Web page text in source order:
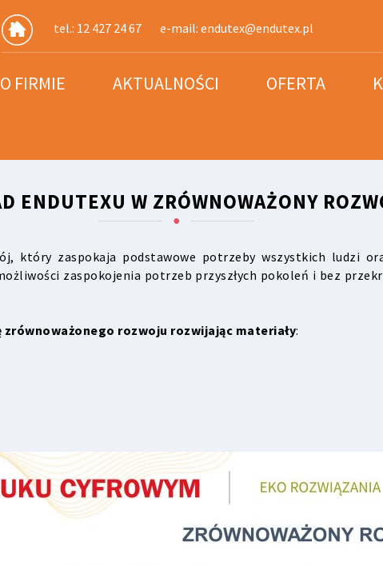
tel.: 12 427 24 67 e-mail: endutex@endutex.pl
O FIRMIE AKTUALNOŚCI OFERTA
ENDUTEXU W ZRÓWNOWAŻONY
który zaspokaja podstawowe potrzeby wszystkich ludzi
zaspokojenia potrzeb przyszłych pokoleń i bez
rozwoju rozwijając materiały: